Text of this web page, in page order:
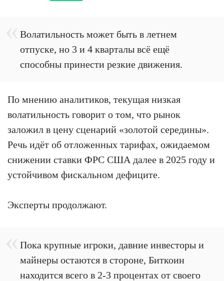
Волатильность может быть в летнем
отпуске, но 3 и 4 кварталы всё ещё
способны принести резкие движения.
По мнению аналитиков, текущая низкая
волатильность говорит о том, что рынок
заложил в цену сценарий «золотой середины».
Речь идёт об отложенных тарифах, ожидаемом
снижении ставки ФРС США далее в 2025 году и
устойчивом фискальном дефиците.
Эксперты продолжают.
Пока крупные игроки, давние инвесторы и
майнеры остаются в стороне, Биткоин
находится всего в 2-3 процентах от своего